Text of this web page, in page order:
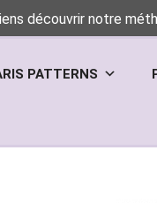
découvrir notre
PATTERNS